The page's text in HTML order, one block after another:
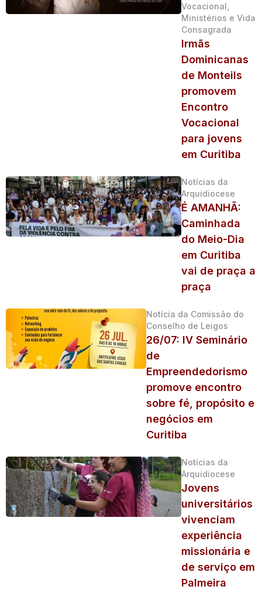
Vocacional,
Ministérios e Vida
Consagrada
Irmãs
Dominicanas
de Monteils
promovem
Encontro
Vocacional
para jovens
em Curitiba
Notícias da
Arquidiocese
É AMANHÃ:
Caminhada
do Meio-Dia
em Curitiba
vai de praça a
praça
Notícia da Comissão do
Conselho de Leigos
26/07: IV Seminário
de
Empreendedorismo
promove encontro
sobre fé, propósito e
negócios em
Curitiba
Notícias da
Arquidiocese
Jovens
universitários
vivenciam
experiência
missionária e
de serviço em
Palmeira